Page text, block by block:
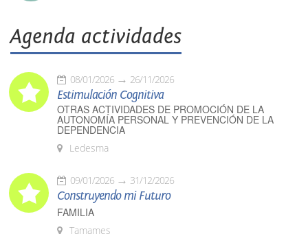
Agenda actividades
08/01/2026 26/11/2026
Estimulación Cognitiva
OTRAS ACTIVIDADES DE PROMOCIÓN DE LA
AUTONOMÍA PERSONAL Y PREVENCIÓN DE LA
DEPENDENCIA
Ledesma
09/01/2026 31/12/2026
Construyendo mi Futuro
FAMILIA
Tamames